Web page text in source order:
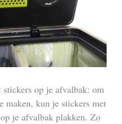
op je afvalbak: om
maken, kun je stickers met
je afvalbak plakken. Zo